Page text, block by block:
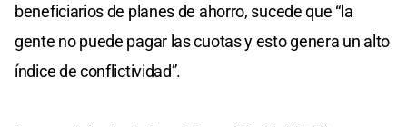
beneficiarios de planes de ahorro, sucede que “la
gente no puede pagar las cuotas y esto genera un alto
índice de conflictividad”.